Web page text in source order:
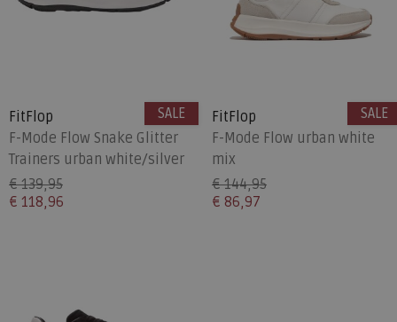
FitFlop
F-Mode Flow Snake Glitter
Trainers urban white/silver
€ 139,95
€ 118,96
SALE
FitFlop
F-Mode Flow urban white
mix
€ 144,95
€ 86,97
SALE